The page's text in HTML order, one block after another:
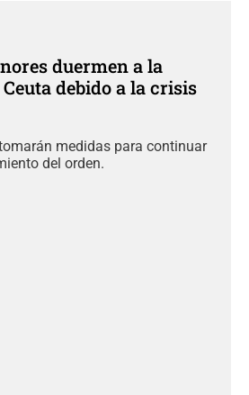
duermen a la
debido a la crisis
medidas para continuar
del orden.